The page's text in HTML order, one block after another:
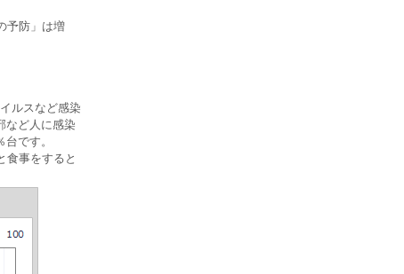
予防」は増
ルスなど感染
など人に感染
です。
食事をすると